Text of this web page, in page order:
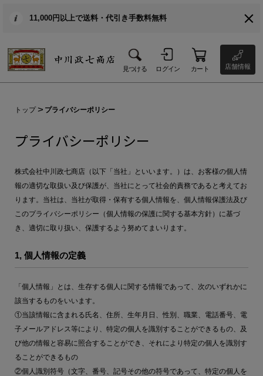
11,000円以上で送料・代引き手数料無料
見つける ログイン カート 店舗情報
トップ プライバシーポリシー
プライバシーポリシー
株式会社中川政七商店（以下「当社」といいます。）は、お客様の個人情
報の適切な取扱い及び保護が、当社にとって社会的責務であると考えてお
ります。当社は、当社が取得・保有する個人情報を、個人情報保護法及び
このプライバシーポリシー（個人情報の保護に関する基本方針）に基づ
き、適切に取り扱い、保護するよう努めてまいります。
1, 個人情報の定義
「個人情報」とは、生存する個人に関する情報であって、次のいずれかに
該当するものをいいます。
①当該情報に含まれる氏名、住所、生年月日、性別、職業、電話番号、電
子メールアドレス等により、特定の個人を識別することができるもの、及
び他の情報と容易に照合することができ、それにより特定の個人を識別す
ることができるもの
②個人識別符号（文字、番号、記号その他の符号であって、特定の個人を